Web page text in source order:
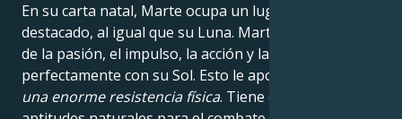
En su carta natal, Marte ocupa un lugar muy
destacado, al igual que su Luna. Marte es el planeta
de la pasión, el impulso, la acción y la fuerza, y enlaza
perfectamente con su Sol. Esto le aporta
una enorme resistencia física. Tiene excelentes